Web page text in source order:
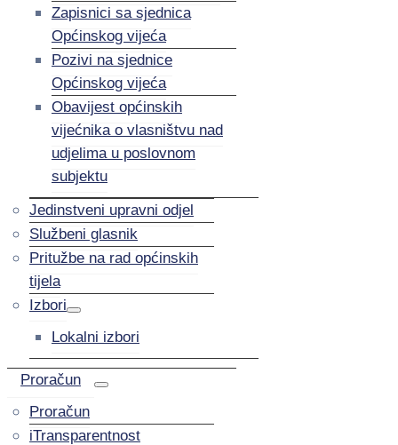
Zapisnici sa sjednica
Općinskog vijeća
Pozivi na sjednice
Općinskog vijeća
Obavijest općinskih
vijećnika o vlasništvu nad
udjelima u poslovnom
subjektu
Jedinstveni upravni odjel
Službeni glasnik
Pritužbe na rad općinskih
tijela
Izbori
Lokalni izbori
Proračun
Proračun
iTransparentnost